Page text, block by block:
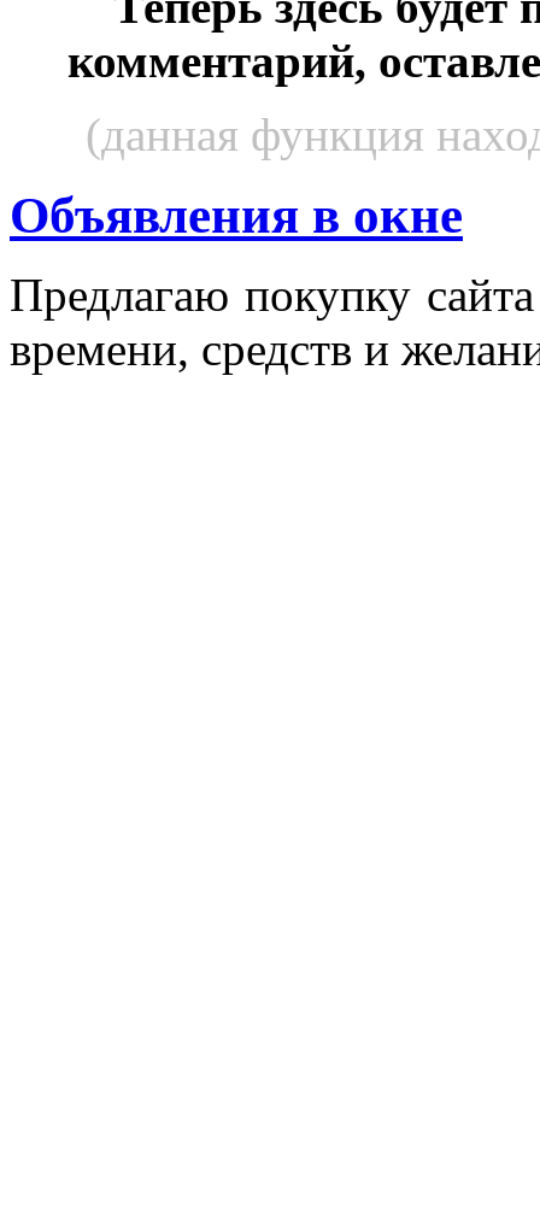
комментарий,
(данная функция
Объявления в окне
Пред­ла­гаю по­куп­ку
вре­мени, средств и